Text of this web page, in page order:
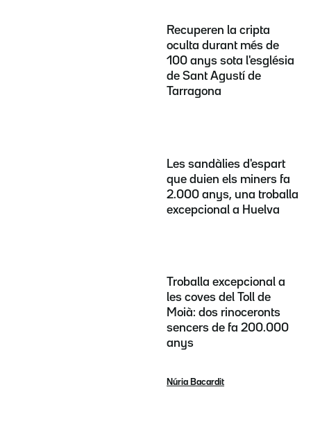
Recuperen la cripta
oculta durant més de
100 anys sota l'església
de Sant Agustí de
Tarragona
Les sandàlies d'espart
que duien els miners fa
2.000 anys, una troballa
excepcional a Huelva
Troballa excepcional a
les coves del Toll de
Moià: dos rinoceronts
sencers de fa 200.000
anys
Núria Bacardit